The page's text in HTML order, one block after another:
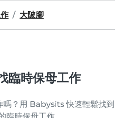
大陂腳
臨時保母工作
嗎？用 Babysits 快速輕鬆找到